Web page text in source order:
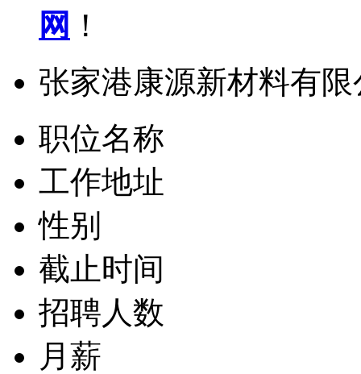
网 ！
张家港康源新材料有
职位名称
工作地址
性别
截止时间
招聘人数
月薪